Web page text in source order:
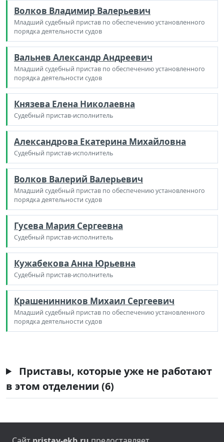
Волков Владимир Валерьевич
Младший судебный пристав по обеспечению установленного
порядка деятельности судов
Вальнев Александр Андреевич
Младший судебный пристав по обеспечению установленного
порядка деятельности судов
Князева Елена Николаевна
Судебный пристав-исполнитель
Александрова Екатерина Михайловна
Судебный пристав-исполнитель
Волков Валерий Валерьевич
Младший судебный пристав по обеспечению установленного
порядка деятельности судов
Гусева Мария Сергеевна
Судебный пристав-исполнитель
Кужабекова Анна Юрьевна
Судебный пристав-исполнитель
Крашенинников Михаил Сергеевич
Младший судебный пристав по обеспечению установленного
порядка деятельности судов
Приставы, которые уже не работают
в этом отделении (6)